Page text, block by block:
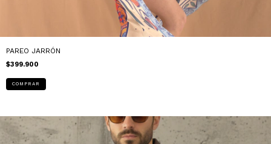
PAREO JARRÓN
$399.900